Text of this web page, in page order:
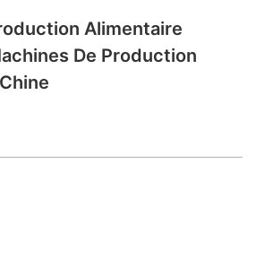
Alimentaire
De Production